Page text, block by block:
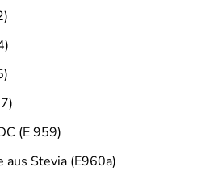
(E 959)
aus Stevia (E960a)